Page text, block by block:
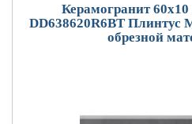
Керамогранит
DD638620R6BT Плинтус
обрезной